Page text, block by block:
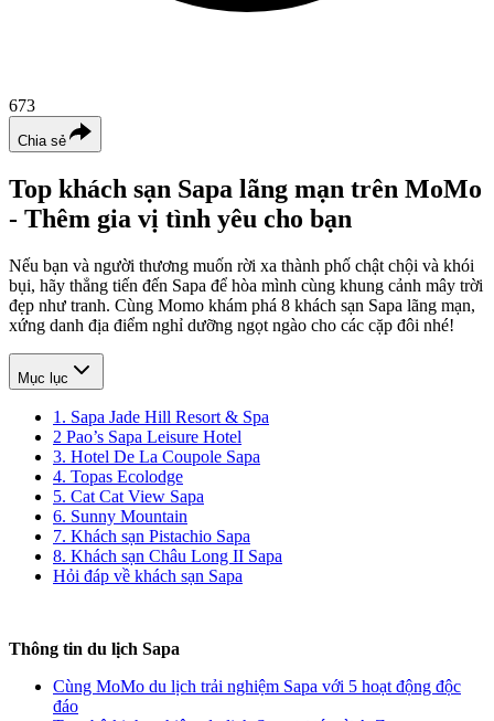
673
Chia sẻ
Top khách sạn Sapa lãng mạn trên MoMo
- Thêm gia vị tình yêu cho bạn
Nếu bạn và người thương muốn rời xa thành phố chật chội và khói
bụi, hãy thẳng tiến đến Sapa để hòa mình cùng khung cảnh mây trời
đẹp như tranh. Cùng Momo khám phá 8 khách sạn Sapa lãng mạn,
xứng danh địa điểm nghỉ dưỡng ngọt ngào cho các cặp đôi nhé!
Mục lục
1. Sapa Jade Hill Resort & Spa
2 Pao’s Sapa Leisure Hotel
3. Hotel De La Coupole Sapa
4. Topas Ecolodge
5. Cat Cat View Sapa
6. Sunny Mountain
7. Khách sạn Pistachio Sapa
8. Khách sạn Châu Long II Sapa
Hỏi đáp về khách sạn Sapa
Thông tin du lịch Sapa
Cùng MoMo du lịch trải nghiệm Sapa với 5 hoạt động độc
đáo